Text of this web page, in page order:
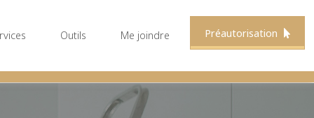
Outils Me joindre Préautorisation